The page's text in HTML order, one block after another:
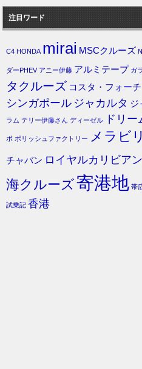
注目ワード
C4 HONDA mirai MSCクルーズ
ダーPHEV アニー伊藤 アルミテープ ガ
タクルーズ コスタ・フォー
シンガポール ジャカルタ ジ
ラム テリー伊藤さん ディーゼル ドリ
ボ ポリッシュファクトリー メラビ
チャバン ロイヤルカリビアン
海クルーズ寄港地 帯
試乗記 香港